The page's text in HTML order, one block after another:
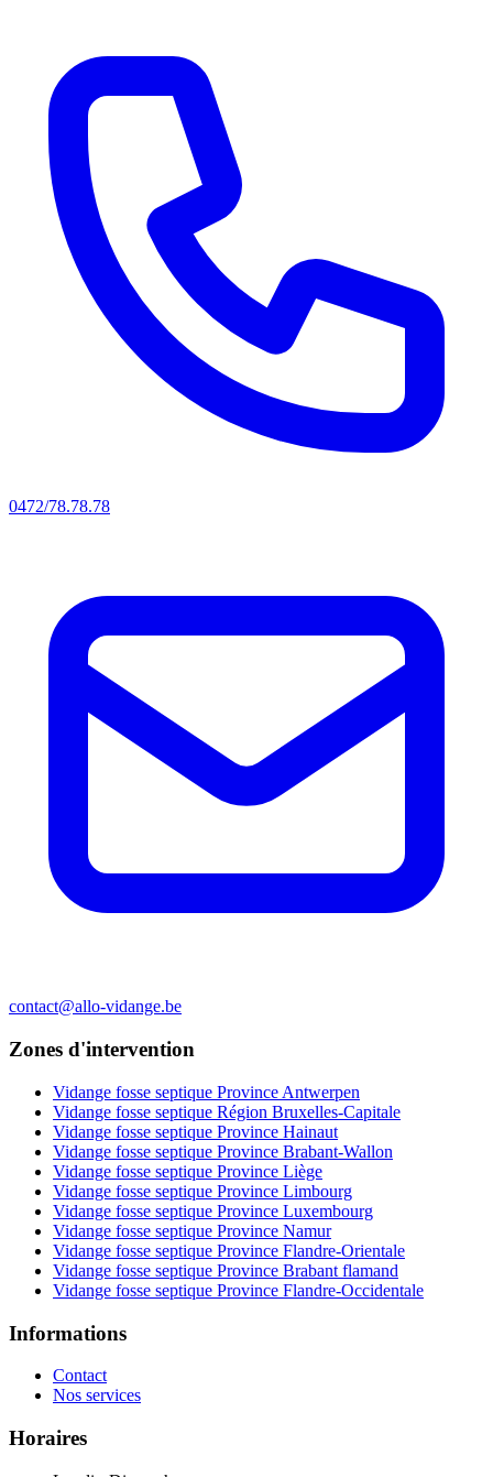
0472/78.78.78
contact@allo-vidange.be
Zones d'intervention
Vidange fosse septique Province Antwerpen
Vidange fosse septique Région Bruxelles-Capitale
Vidange fosse septique Province Hainaut
Vidange fosse septique Province Brabant-Wallon
Vidange fosse septique Province Liège
Vidange fosse septique Province Limbourg
Vidange fosse septique Province Luxembourg
Vidange fosse septique Province Namur
Vidange fosse septique Province Flandre-Orientale
Vidange fosse septique Province Brabant flamand
Vidange fosse septique Province Flandre-Occidentale
Informations
Contact
Nos services
Horaires